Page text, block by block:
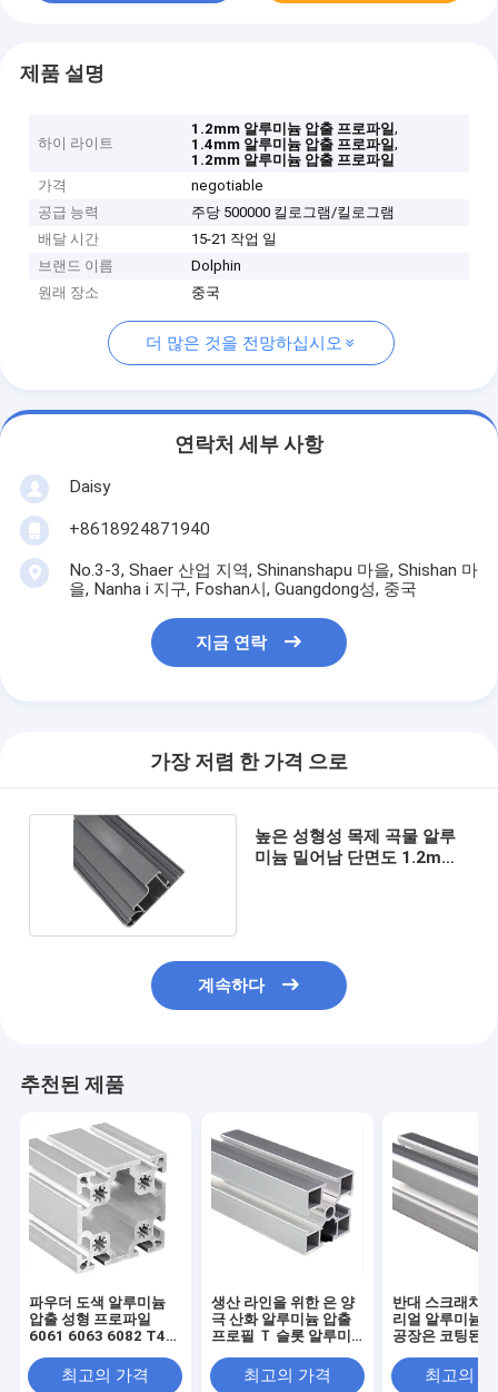
제품 설명
하이 라이트
1.2mm 알루미늄 압출 프로파일,
1.4mm 알루미늄 압출 프로파일,
1.2mm 알루미늄 압출 프로파일
가격
negotiable
공급 능력
주당 500000 킬로그램/킬로그램
배달 시간
15-21 작업 일
브랜드 이름
Dolphin
원래 장소
중국
더 많은 것을 전망하십시오
연락처 세부 사항
Daisy
+8618924871940
No.3-3, Shaer 산업 지역, Shinanshapu 마을, Shishan 마
을, Nanha i 지구, Foshan시, Guangdong성, 중국
지금 연락
가장 저렴 한 가격 으로
높은 성형성 목제 곡물 알루
미늄 밀어남 단면도 1.2mm
계속하다
추천된 제품
파우더 도색 알루미늄
압출 성형 프로파일
6061 6063 6082 T4
최고의 가격
생산 라인을 위한 은 양
극 산화 알루미늄 압출
프로필 Ｔ 슬롯 알루미
최고의 가격
반대 스크래치
리얼 알루미늄
공장은 코팅된
것으로 끝났습
최고의